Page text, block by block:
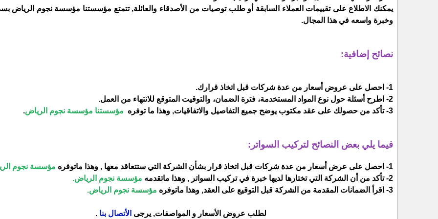
يمكنك الاطلاع على تقييمات العملاء السابقة أو طلب توصيات من الأصدقاء والعائلة, تتمتع مؤسستنا مؤسسة نجوم الرياض
وخبرة واسعه في هذا المجال.
نصائح إضافية:
1- احصل على عروض أسعار من عدة شركات قبل اتخاذ قرارك.
2- اطرح أسئلة حول نوع المواد المستخدمة، فترة الضمان، والتوقيت المتوقع للانتهاء من العمل.
3- تأكد من حصولك على عقد مكتوب يوضح جميع التفاصيل والاتفاقيات, وهذا ما توفره
مؤسستنا مؤسسة نجوم الرياض.
فيما يلي بعض النصائح لتركيب السواتر:
1- احصل على عرض أسعار من عدة شركات قبل اتخاذ قرار بشأن الشركة التي ستتعاقد معها , وهذا ماتوفره
مؤسسة نجوم
2- تأكد من أن الشركة التي تختارها لديها خبرة في تركيب السواتر , وهذا ماتقدمه
مؤسسة نجوم الرياض.
3- اقرأ الضمانات المقدمة من الشركة قبل التوقيع على العقد, وهذا ماتوفره
مؤسسة نجوم الرياض.
لطلب عروض الأسعار و المواصفات, يرجى الأتصال بنا.